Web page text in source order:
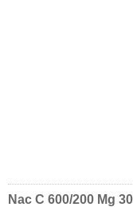
Nac C 600/200 Mg